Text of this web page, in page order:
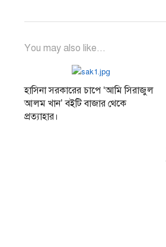
You may also like...
হাসিনা সরকারের চাপে ‘আমি সিরাজুল
আলম খান’ বইটি বাজার থেকে
প্রত্যাহার।